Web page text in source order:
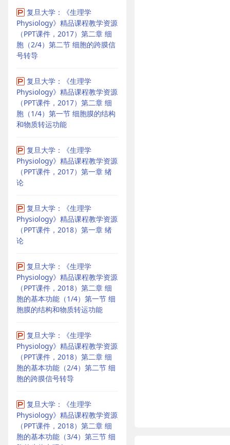
复旦大学：《生理学
Physiology》精品课程教学资源
（PPT课件，2017）第二章 细
胞（2/4）第二节 细胞的跨膜信
号转导
复旦大学：《生理学
Physiology》精品课程教学资源
（PPT课件，2017）第二章 细
胞（1/4）第一节 细胞膜的结构
和物质转运功能
复旦大学：《生理学
Physiology》精品课程教学资源
（PPT课件，2017）第一章 绪
论
复旦大学：《生理学
Physiology》精品课程教学资源
（PPT课件，2018）第一章 绪
论
复旦大学：《生理学
Physiology》精品课程教学资源
（PPT课件，2018）第二章 细
胞的基本功能（1/4）第一节 细
胞膜的结构和物质转运功能
复旦大学：《生理学
Physiology》精品课程教学资源
（PPT课件，2018）第二章 细
胞的基本功能（2/4）第二节 细
胞的跨膜信号转导
复旦大学：《生理学
Physiology》精品课程教学资源
（PPT课件，2018）第二章 细
胞的基本功能（3/4）第三节 细